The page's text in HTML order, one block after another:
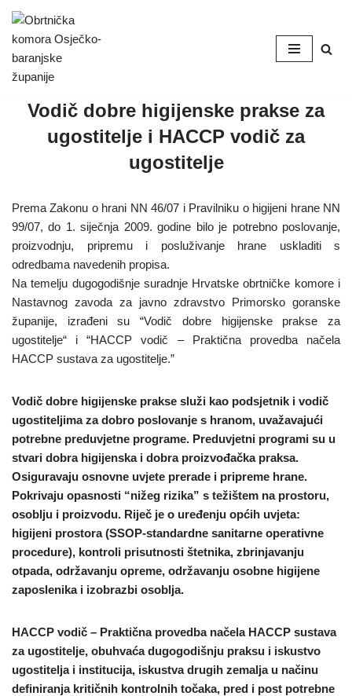
Skip
to
content
Vodič dobre higijenske prakse za
ugostitelje i HACCP vodič za
ugostitelje
Prema Zakonu o hrani NN 46/07 i Pravilniku o higijeni hrane NN
99/07, do 1. siječnja 2009. godine bilo je potrebno poslovanje,
proizvodnju, pripremu i posluživanje hrane uskladiti s
odredbama navedenih propisa.
Na temelju dugogodišnje suradnje Hrvatske obrtničke komore i
Nastavnog zavoda za javno zdravstvo Primorsko goranske
županije, izrađeni su “Vodič dobre higijenske prakse za
ugostitelje“ i “HACCP vodič – Praktična provedba načela
HACCP sustava za ugostitelje.”
Vodič dobre higijenske prakse služi kao podsjetnik i vodič
ugostiteljima za dobro poslovanje s hranom, uvažavajući
potrebne preduvjetne programe. Preduvjetni programi su u
stvari dobra higijenska i dobra proizvođačka praksa.
Osiguravaju osnovne uvjete prerade i pripreme hrane.
Pokrivaju opasnosti “nižeg rizika” s težištem na prostoru,
osoblju i proizvodu. Riječ je o uređenju općih uvjeta:
higijeni prostora (SSOP-standardne sanitarne operativne
procedure), kontroli prisutnosti štetnika, zbrinjavanju
otpada, održavanju opreme, održavanju osobne higijene
zaposlenika i izobrazbi osoblja.
HACCP vodič – Praktična provedba načela HACCP sustava
za ugostitelje, obuhvaća dugogodišnju praksu i iskustvo
ugostitelja i institucija, iskustva drugih zemalja u načinu
definiranja kritičnih kontrolnih točaka, pred i post potrebne